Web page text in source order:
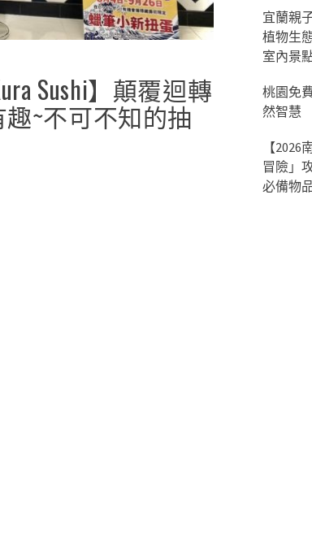
Sushi】顛覆迴轉
~不可不知的抽
宜蘭親
植物生
室內景
桃園免
然智慧
【
冒險」
必備物